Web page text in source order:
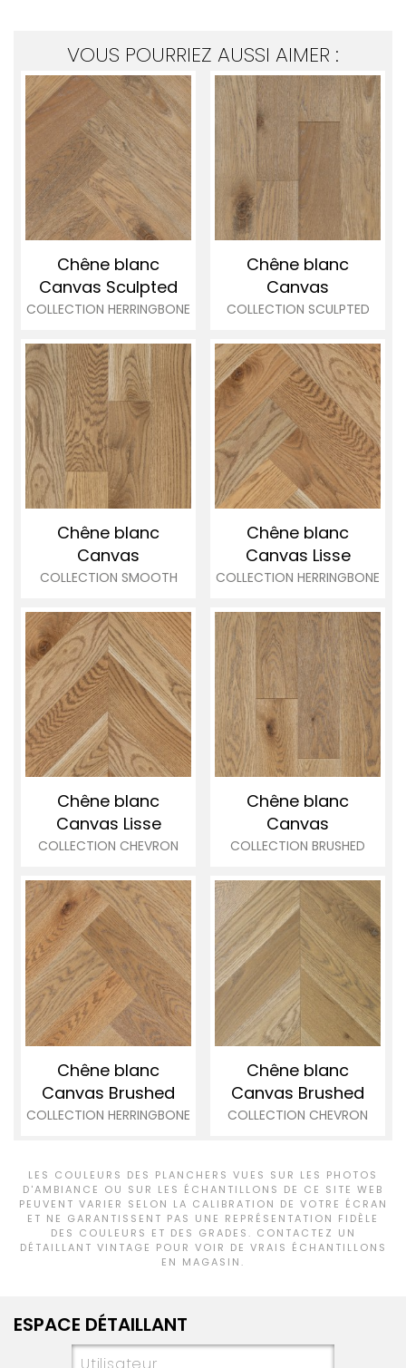
VOUS POURRIEZ AUSSI AIMER :
Chêne blanc
Canvas Sculpted
COLLECTION HERRINGBONE
Chêne blanc
Canvas
COLLECTION SCULPTED
Chêne blanc
Canvas
COLLECTION SMOOTH
Chêne blanc
Canvas Lisse
COLLECTION HERRINGBONE
Chêne blanc
Canvas Lisse
COLLECTION CHEVRON
Chêne blanc
Canvas
COLLECTION BRUSHED
Chêne blanc
Canvas Brushed
COLLECTION HERRINGBONE
Chêne blanc
Canvas Brushed
COLLECTION CHEVRON
LES COULEURS DES PLANCHERS VUES SUR LES PHOTOS
D'AMBIANCE OU SUR LES ÉCHANTILLONS DE CE SITE WEB
PEUVENT VARIER SELON LA CALIBRATION DE VOTRE ÉCRAN
ET NE GARANTISSENT PAS UNE REPRÉSENTATION FIDÈLE
DES COULEURS ET DES GRADES. CONTACTEZ UN
DÉTAILLANT VINTAGE POUR VOIR DE VRAIS ÉCHANTILLONS
EN MAGASIN.
ESPACE DÉTAILLANT